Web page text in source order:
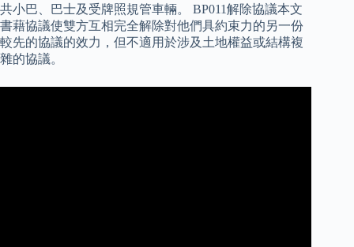
共小巴、巴士及受牌照規管車輛。 BP011解除協議本文
書藉協議使雙方互相完全解除對他們具約束力的另一份
較先的協議的效力，但不適用於涉及土地權益或結構複
雜的協議。